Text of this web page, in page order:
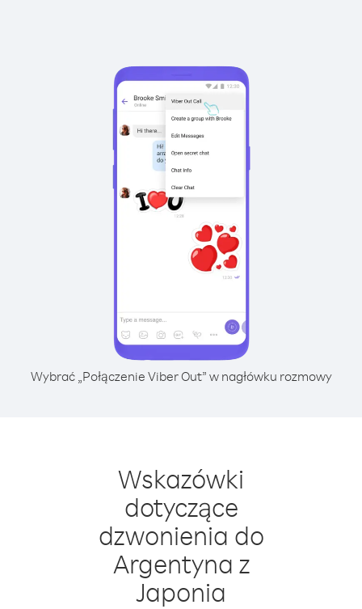
Wybrać „Połączenie Viber Out” w nagłówku rozmowy
Wskazówki
dotyczące
dzwonienia do
Argentyna z
Japonia